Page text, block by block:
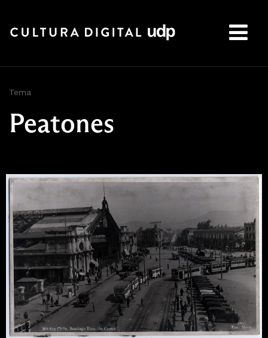
Tema
Peatones